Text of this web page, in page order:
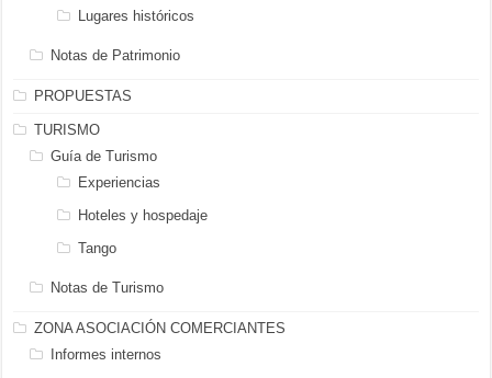
Lugares históricos
Notas de Patrimonio
PROPUESTAS
TURISMO
Guía de Turismo
Experiencias
Hoteles y hospedaje
Tango
Notas de Turismo
ZONA ASOCIACIÓN COMERCIANTES
Informes internos